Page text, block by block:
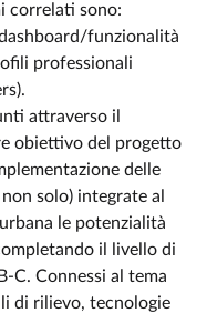
correlati sono:
funzionalità
professionali
attraverso il
obiettivo del progetto
delle
solo) integrate al
le potenzialità
il livello di
C. Connessi al tema
di rilievo, tecnologie